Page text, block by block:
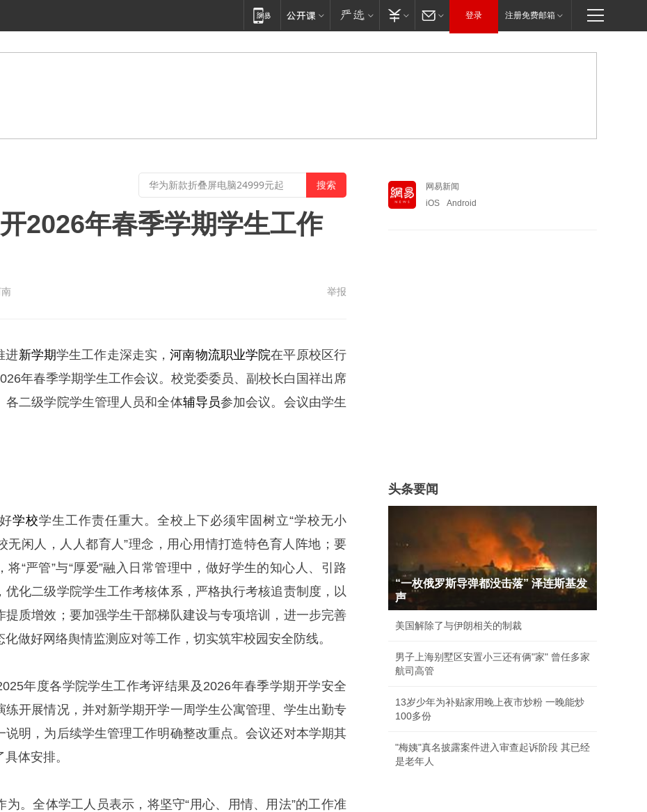
登录 注册免费邮箱
2026年春季学期学生工作
举报
进新学期学生工作走深走实，河南物流职业学院在平原校区行
年春季学期学生工作会议。校党委委员、副校长白国祥出席
各二级学院学生管理人员和全体辅导员参加会议。会议由学生
学校学生工作责任重大。全校上下必须牢固树立“学校无小
无闲人，人人都育人”理念，用心用情打造特色育人阵地；要
将“严管”与“厚爱”融入日常管理中，做好学生的知心人、引路
优化二级学院学生工作考核体系，严格执行考核追责制度，以
提质增效；要加强学生干部梯队建设与专项培训，进一步完善
做好网络舆情监测应对等工作，切实筑牢校园安全防线。
年度各学院学生工作考评结果及2026年春季学期开学安全
练开展情况，并对新学期开学一周学生公寓管理、学生出勤专
说明，为后续学生管理工作明确整改重点。会议还对本学期其
体安排。
为。全体学工人员表示，将坚守“用心、用情、用法”的工作准
网易新闻
iOS
Android
头条要闻
“一枚俄罗斯导弹都没击落” 泽连斯基发
声
美国解除了与伊朗相关的制裁
男子上海别墅区安置小三还有俩"家" 曾任多家
航司高管
13岁少年为补贴家用晚上夜市炒粉 一晚能炒
100多份
"梅姨"真名披露案件进入审查起诉阶段 其已经
是老年人